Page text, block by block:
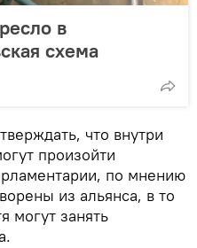
в
схема
что внутри
произойти
по мнению
из альянса, в то
могут занять